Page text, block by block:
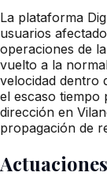
La plataforma
usuarios
operaciones de
vuelto a la
velocidad dentro
el escaso tiempo
dirección en
propagación de